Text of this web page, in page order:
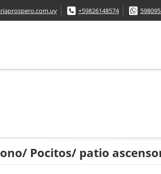
+59826148574
Pocitos/ patio